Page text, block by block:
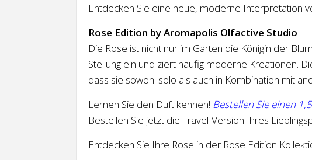
Entdecken Sie eine neue, moderne Interpretation
Rose Edition by Aromapolis Olfactive Studio
Die Rose ist nicht nur im Garten die Königin der
Stellung ein und ziert häufig moderne Kreationen.
dass sie sowohl solo als auch in Kombination mit
Lernen Sie den Duft kennen! Bestellen Sie einen
Bestellen Sie jetzt die Travel-Version Ihres
Entdecken Sie Ihre Rose in der Rose Edition